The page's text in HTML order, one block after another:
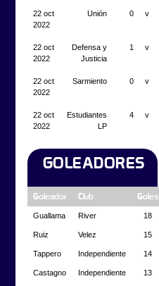
22 oct
2022
Unión 0 v
22 oct
2022
Defensa y
Justicia
1 v
22 oct
2022
Sarmiento 0 v
22 oct
2022
Estudiantes
LP
4 v
GOLEADORES
Goleador Club Goles
Guallama River 18
Ruiz Velez 15
Tappero Independiente 14
Castagno Independiente 13